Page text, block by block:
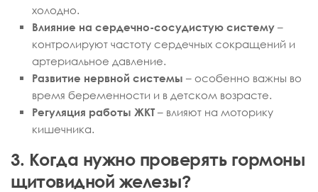
холодно.
Влияние на сердечно-сосудистую систему –
контролируют частоту сердечных сокращений и
артериальное давление.
Развитие нервной системы – особенно важны во
время беременности и в детском возрасте.
Регуляция работы ЖКТ – влияют на моторику
кишечника.
3. Когда нужно проверять гормоны
щитовидной железы?